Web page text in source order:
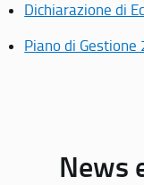
Dichiarazione di
Piano di
News